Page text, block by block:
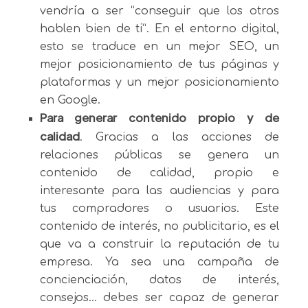
vendría a ser “conseguir que los otros
hablen bien de ti”. En el entorno digital,
esto se traduce en un mejor SEO, un
mejor posicionamiento de tus páginas y
plataformas y un mejor posicionamiento
en Google.
Para generar contenido propio y de
calidad. Gracias a las acciones de
relaciones públicas se genera un
contenido de calidad, propio e
interesante para las audiencias y para
tus compradores o usuarios. Este
contenido de interés, no publicitario, es el
que va a construir la reputación de tu
empresa. Ya sea una campaña de
concienciación, datos de interés,
consejos… debes ser capaz de generar